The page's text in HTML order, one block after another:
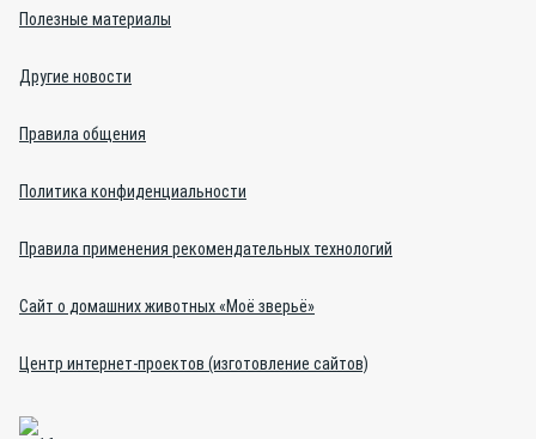
Полезные материалы
Другие новости
Правила общения
Политика конфиденциальности
Правила применения рекомендательных технологий
Сайт о домашних животных «Моё зверьё»
Центр интернет-проектов (изготовление сайтов)